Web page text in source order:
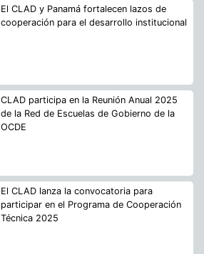
El CLAD y Panamá fortalecen lazos de
cooperación para el desarrollo institucional
CLAD participa en la Reunión Anual 2025
de la Red de Escuelas de Gobierno de la
OCDE
El CLAD lanza la convocatoria para
participar en el Programa de Cooperación
Técnica 2025